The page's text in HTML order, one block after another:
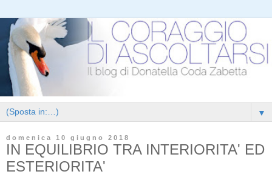
▼
domenica 10 giugno 2018
IN EQUILIBRIO TRA INTERIORITA' ED
ESTERIORITA'